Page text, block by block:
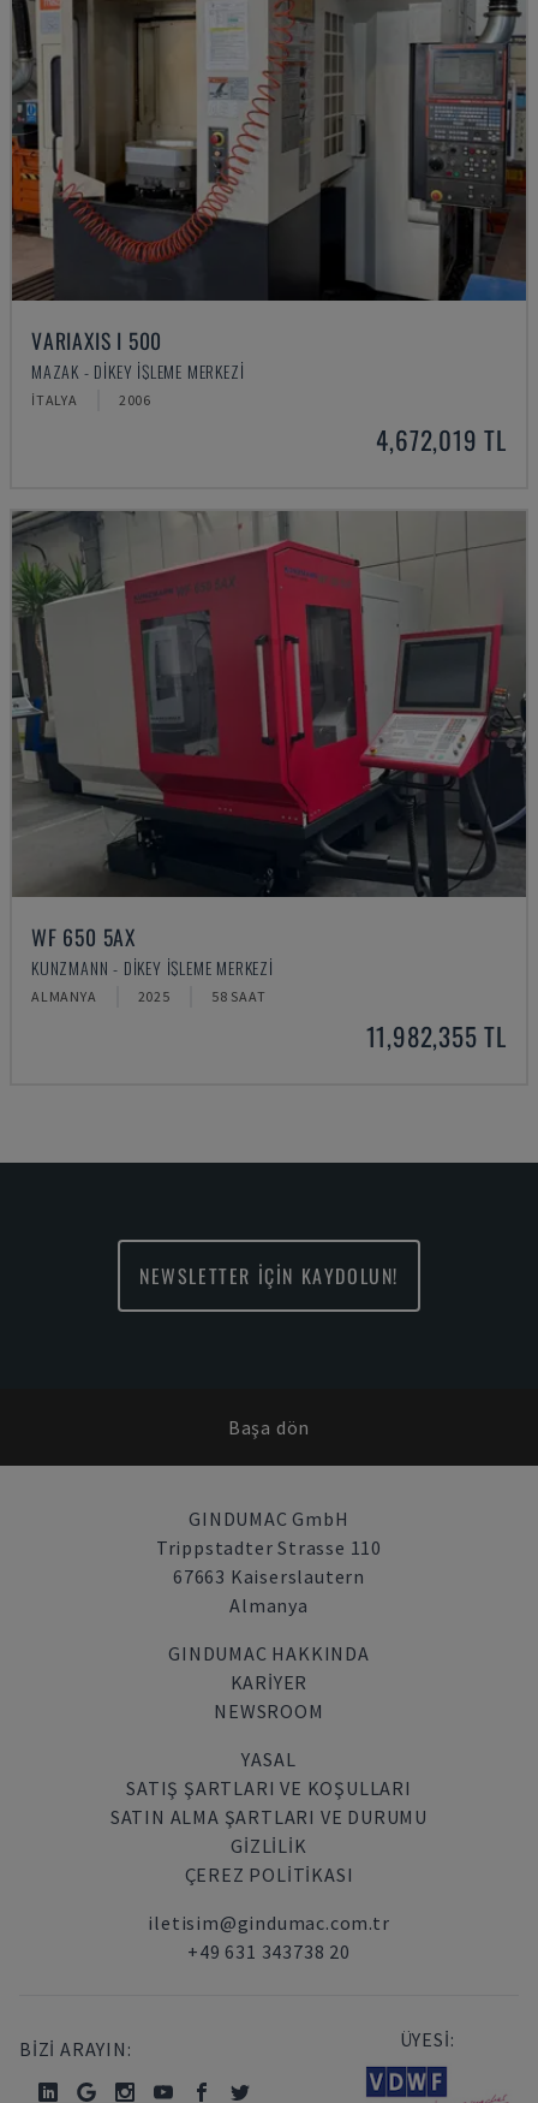
VARIAXIS I 500
MAZAK - DIKEY İŞLEME MERKEZI
İTALYA 2006
4,672,019 TL
WF 650 5AX
KUNZMANN - DIKEY İŞLEME MERKEZI
ALMANYA 2025 58 SAAT
11,982,355 TL
NEWSLETTER İÇİN KAYDOLUN!
Başa dön
GINDUMAC GmbH
Trippstadter Strasse 110
67663 Kaiserslautern
Almanya
GINDUMAC HAKKINDA
KARIYER
NEWSROOM
YASAL
SATIŞ ŞARTLARI VE KOŞULLARI
SATIN ALMA ŞARTLARI VE DURUMU
GİZLİLİK
ÇEREZ POLITIKASI
iletisim@gindumac.com.tr
+49 631 343738 20
BİZİ ARAYIN: ÜYESİ: